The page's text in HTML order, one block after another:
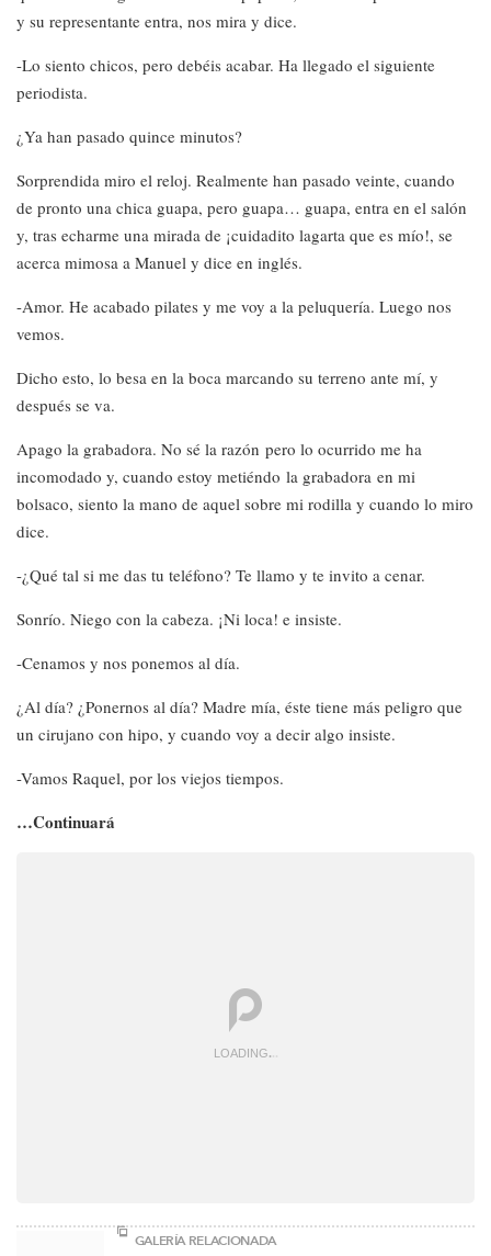
y su representante entra, nos mira y dice.
-Lo siento chicos, pero debéis acabar. Ha llegado el siguiente
periodista.
¿Ya han pasado quince minutos?
Sorprendida miro el reloj. Realmente han pasado veinte, cuando
de pronto una chica guapa, pero guapa… guapa, entra en el salón
y, tras echarme una mirada de ¡cuidadito lagarta que es mío!, se
acerca mimosa a Manuel y dice en inglés.
-Amor. He acabado pilates y me voy a la peluquería. Luego nos
vemos.
Dicho esto, lo besa en la boca marcando su terreno ante mí, y
después se va.
Apago la grabadora. No sé la razón pero lo ocurrido me ha
incomodado y, cuando estoy metiéndo la grabadora en mi
bolsaco, siento la mano de aquel sobre mi rodilla y cuando lo miro
dice.
-¿Qué tal si me das tu teléfono? Te llamo y te invito a cenar.
Sonrío. Niego con la cabeza. ¡Ni loca! e insiste.
-Cenamos y nos ponemos al día.
¿Al día? ¿Ponernos al día? Madre mía, éste tiene más peligro que
un cirujano con hipo, y cuando voy a decir algo insiste.
-Vamos Raquel, por los viejos tiempos.
…Continuará
LOADING.
GALERÍA RELACIONADA